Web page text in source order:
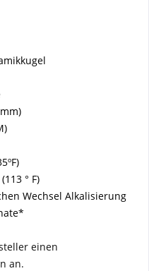
mm)
)
)
(113 ° F)
Wechsel Alkalisierung
einen
an.